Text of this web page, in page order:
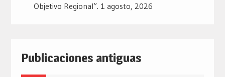
Objetivo Regional”. 1 agosto, 2026
Publicaciones antiguas